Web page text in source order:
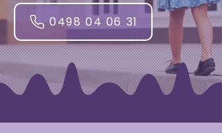
0498 04 06 31